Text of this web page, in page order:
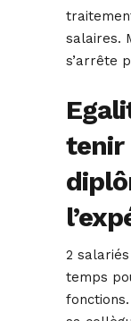
salaires.
s’arrête
tenir
2
temps